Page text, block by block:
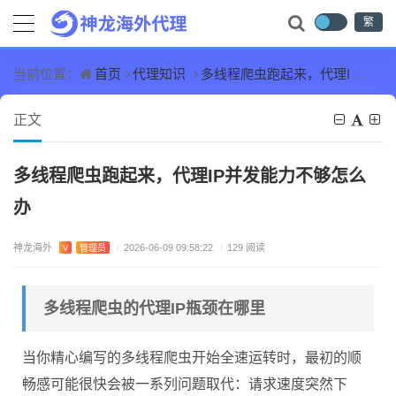
繁
当前位置： 首页 代理知识 多线程爬虫跑起来，代理IP并发能力不够怎么办
正文
多线程爬虫跑起来，代理IP并发能力不够怎么
办
神龙海外 V 管理员 / 2026-06-09 09:58:22 / 129 阅读
多线程爬虫的代理IP瓶颈在哪里
当你精心编写的多线程爬虫开始全速运转时，最初的顺
畅感可能很快会被一系列问题取代：请求速度突然下